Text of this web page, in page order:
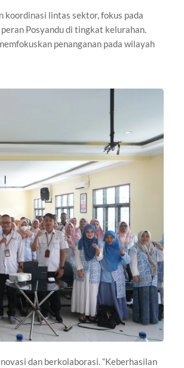
koordinasi lintas sektor, fokus pada
Posyandu di tingkat kelurahan.
penanganan pada wilayah
dan berkolaborasi. “Keberhasilan